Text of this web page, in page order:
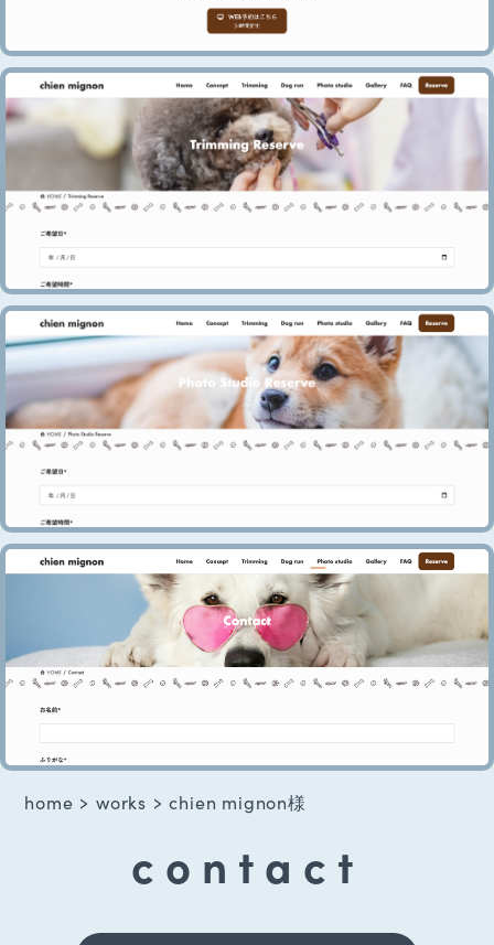
home > works >chien mignon様
contact